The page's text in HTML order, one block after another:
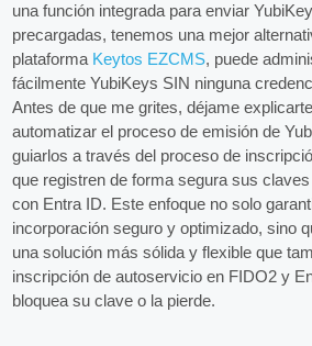
una función integrada para enviar
precargadas, tenemos una mejor
plataforma Keytos EZCMS, puede
fácilmente YubiKeys SIN ninguna
Antes de que me grites, déjame
automatizar el proceso de emisión de
guiarlos a través del proceso de
que registren de forma segura sus
con Entra ID. Este enfoque no solo
incorporación seguro y optimizado, sino
una solución más sólida y flexible que
inscripción de autoservicio en FIDO2 y
bloquea su clave o la pierde.